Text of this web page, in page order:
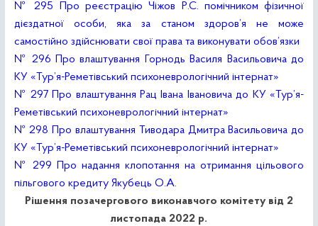
№ 295 Про реєстрацію Чіжов Р.С. помічником фізичної
дієздатної особи, яка за станом здоров’я не може
самостійно здійснювати свої права та виконувати обов’язки
№ 296 Про влаштування Горнодь Василя Васильовича до
КУ «Тур’я-Реметівський психоневрологічний інтернат»
№ 297 Про влаштування Рац Івана Івановича до КУ «Тур’я-
Реметівський психоневрологічний інтернат»
№ 298 Про влаштування Тиводара Дмитра Васильовича до
КУ «Тур’я-Реметівський психоневрологічний інтернат»
№ 299 Про надання клопотання на отримання цільового
пільгового кредиту Якубець О.А.
Рішення позачергового виконавчого комітету від 2
листопада 2022 р.